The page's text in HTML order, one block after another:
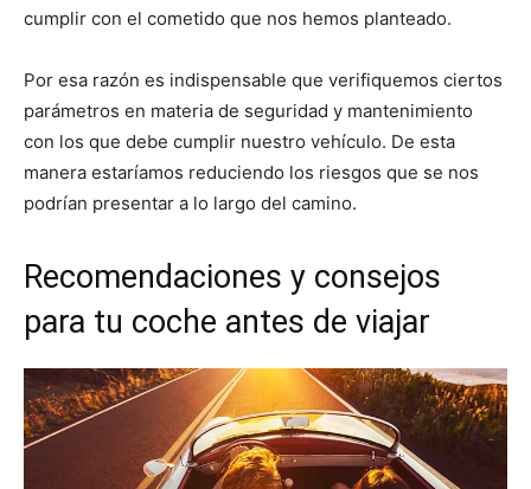
cumplir con el cometido que nos hemos planteado.
Por esa razón es indispensable que verifiquemos ciertos
parámetros en materia de seguridad y mantenimiento
con los que debe cumplir nuestro vehículo. De esta
manera estaríamos reduciendo los riesgos que se nos
podrían presentar a lo largo del camino.
Recomendaciones y consejos
para tu coche antes de viajar